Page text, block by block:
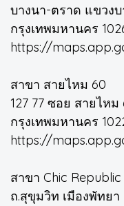
บางนา-ตราด แขวง
กรุงเทพมหานคร
https://
สาขา สายไหม 60
127 77 ซอย สายไห
กรุงเทพมหานคร
https://
สาขา Chic
ถ.สุขุมวิท เมืองพัทยา